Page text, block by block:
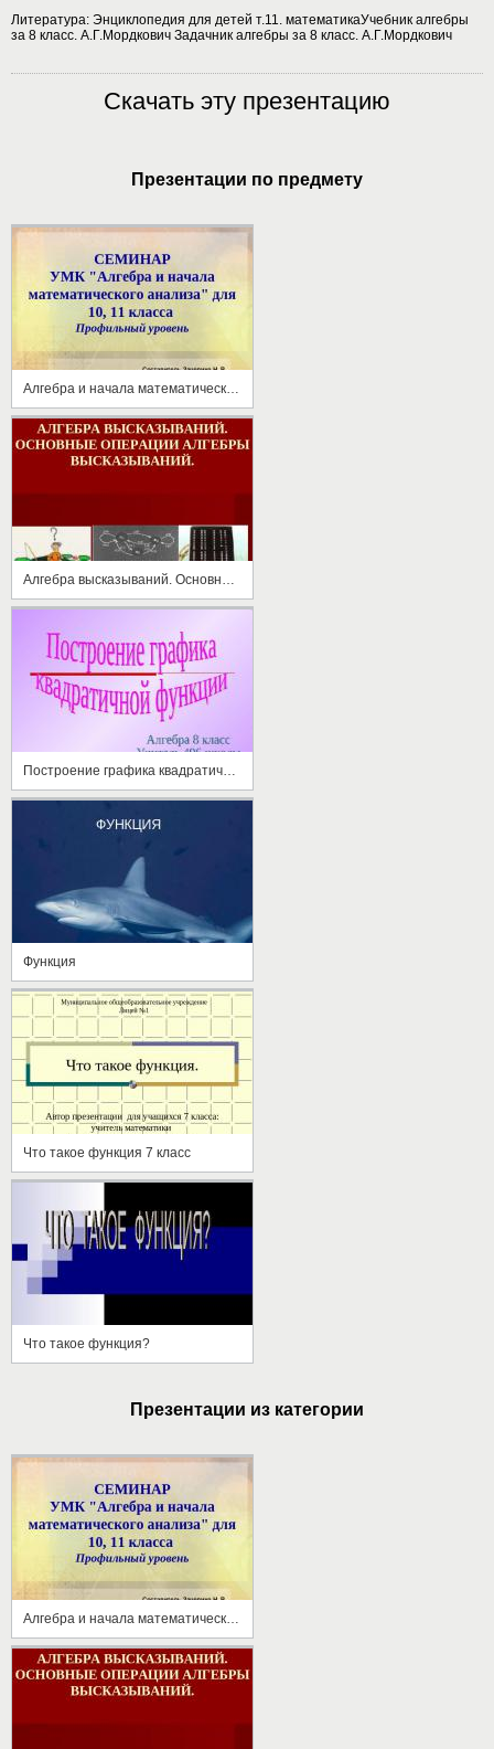
Литература: Энциклопедия для детей т.11. математикаУчебник алгебры
за 8 класс. А.Г.Мордкович Задачник алгебры за 8 класс. А.Г.Мордкович
Скачать эту презентацию
Презентации по предмету
Функция
Что такое функция 7 класс
Что такое функция?
Презентации из категории